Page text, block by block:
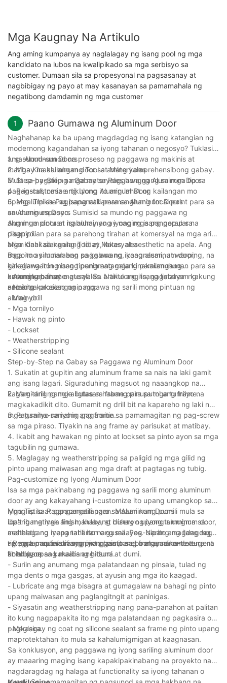
Mga Kaugnay Na Artikulo
Ang aming kumpanya ay naglalagay ng isang pool ng mga
kandidato na lubos na kwalipikado sa mga serbisyo sa
customer. Dumaan sila sa propesyonal na pagsasanay at
nagbibigay ng payo at may kasanayan sa pamamahala ng
negatibong damdamin ng mga customer
1 Paano Gumawa ng Aluminum Door
Naghahanap ka ba upang magdagdag ng isang katangian ng
modernong kagandahan sa iyong tahanan o negosyo? Tuklasin
ang sunud-sunod na proseso ng paggawa ng makinis at
matibay na aluminum door sa aming komprehensibong gabay.
Mula sa pagpili ng mga materyales hanggang sa mga tip sa
pag-install, nasa artikulong ito ang lahat ng kailangan mo
upang lumikha ng isang nakamamanghang focal point para sa
anumang espasyo. Sumisid sa mundo ng paggawa ng
aluminum door at isabuhay ang iyong mga pangarap sa
disenyo.
1. sa Aluminum Doors
2. Mga Kinakailangang Tool at Materyales
3. Step-by-Step na Gabay sa Paggawa ng Aluminum Door
4. Pag-customize ng Iyong Aluminum Door
5. Mga Tip sa Pagpapanatili para sa Aluminum Doors
sa Aluminum Doors
Ang mga pintuan ng aluminyo ay naging isang popular na
pagpipilian para sa parehong tirahan at komersyal na mga ari-
arian dahil sa kanilang tibay, lakas, at aesthetic na apela. Ang
mga ito ay lumalaban sa kalawang, kaagnasan, at warping, na
ginagawa itong isang pangmatagalang pamumuhunan para sa
anumang bahay o gusali. Sa artikulong ito, gagabayan ka
namin sa proseso ng paggawa ng sarili mong pintuan ng
aluminyo.
Mga Kinakailangang Tool at Materyales
Bago mo simulan ang paggawa ng iyong aluminum door,
kakailanganin mong tipunin ang mga kinakailangang
kasangkapan at materyales. Narito ang isang listahan ng kung
ano ang kakailanganin mo:
- Aluminum frame
- Nakita
- Mag-drill
- Mga tornilyo
- Hawak ng pinto
- Lockset
- Weatherstripping
- Silicone sealant
Step-by-Step na Gabay sa Paggawa ng Aluminum Door
1. Sukatin at gupitin ang aluminum frame sa nais na laki gamit
ang isang lagari. Siguraduhing magsuot ng naaangkop na
kagamitang pangkaligtasan habang pinuputol ang frame.
2. Mag-drill ng mga butas sa frame para sa mga turnilyo na
magkakadikit dito. Gumamit ng drill bit na kapareho ng laki ng
mga turnilyo na iyong gagamitin.
3. Pagsama-samahin ang frame sa pamamagitan ng pag-screw
sa mga piraso. Tiyakin na ang frame ay parisukat at matibay.
4. Ikabit ang hawakan ng pinto at lockset sa pinto ayon sa mga
tagubilin ng gumawa.
5. Maglagay ng weatherstripping sa paligid ng mga gilid ng
pinto upang maiwasan ang mga draft at pagtagas ng tubig.
Pag-customize ng Iyong Aluminum Door
Isa sa mga pakinabang ng paggawa ng sarili mong aluminum
door ay ang kakayahang i-customize ito upang umangkop sa
iyong istilo at pangangailangan. Maaari kang pumili mula sa
iba't ibang mga finish, kulay, at disenyo upang tumugma sa
aesthetic ng iyong tahanan o gusali. Pag-isipang magdagdag
ng mga pandekorasyon na glass panel o mga naka-texture na
finish para sa kakaibang hitsura.
Mga Tip sa Pagpapanatili para sa Aluminum Doors
Upang matiyak ang mahabang buhay ng iyong aluminum door,
mahalagang mapanatili ito nang maayos. Narito ang ilang mga
tip para mapanatili ang iyong pinto sa pinakamainam na
kondisyon:
- Regular na linisin ang pinto gamit ang banayad na detergent
at tubig upang maalis ang dumi at dumi.
- Suriin ang anumang mga palatandaan ng pinsala, tulad ng
mga dents o mga gasgas, at ayusin ang mga ito kaagad.
- Lubricate ang mga bisagra at gumagalaw na bahagi ng pinto
upang maiwasan ang paglangitngit at paninigas.
- Siyasatin ang weatherstripping nang pana-panahon at palitan
ito kung nagpapakita ito ng mga palatandaan ng pagkasira o
pagkasira.
- Maglagay ng coat ng silicone sealant sa frame ng pinto upang
maprotektahan ito mula sa kahalumigmigan at kaagnasan.
Sa konklusyon, ang paggawa ng iyong sariling aluminum door
ay maaaring maging isang kapakipakinabang na proyekto na
nagdaragdag ng halaga at functionality sa iyong tahanan o